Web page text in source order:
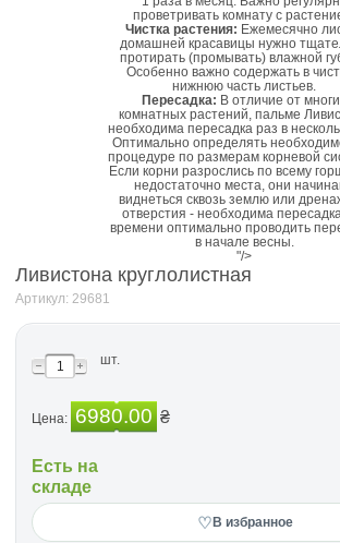
проветривать комнату с
Чистка растения: Ежемесячно
домашней красавицы нужно
протирать (промывать) влажной
Особенно важно содержать в
нижнюю часть листьев.
Пересадка: В отличие от
комнатных растений, пальме
необходима пересадка раз в
Оптимально определять
процедуре по размерам корневой
Если корни разрослись по всему
недостаточно места, они
виднеться сквозь землю или
отверстия - необходима
времени оптимально проводить
в начале весны.
"/>
Ливистона круглолистная
Артикул: 29681
шт.
Цена: 6980.00 ₴
Есть на
складе
♡ В избранное